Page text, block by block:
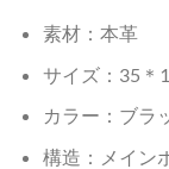
素材：本革
サイズ：35＊
カラー：ブラ
構造：メイン